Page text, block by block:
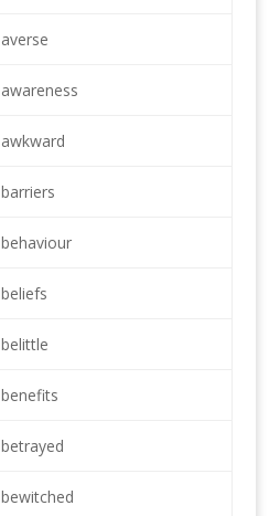
averse
awareness
awkward
barriers
behaviour
beliefs
belittle
benefits
betrayed
bewitched